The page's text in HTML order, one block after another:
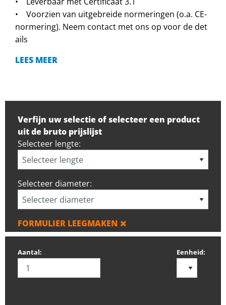
• Voorzien van uitgebreide normeringen (o.a. CE-
normering). Neem contact met ons op voor de det
ails
LEES MEER
Verfijn uw selectie of selecteer een product
uit de bruto prijslijst
Selecteer lengte:
Selecteer diameter:
FORMULIER LEEGMAKEN
Aantal: Eenheid: